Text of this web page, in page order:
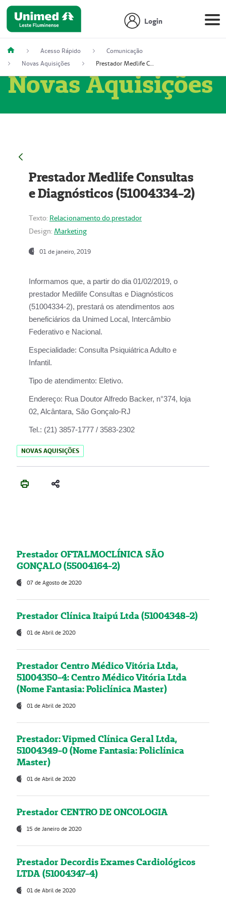
Login
Acesso Rápido
Comunicação
Novas Aquisições
Prestador Medlife Consultas e Diagnósticos (51004334-2)
Novas Aquisições
Prestador Medlife Consultas
e Diagnósticos (51004334-2)
Texto: Relacionamento do prestador
Design: Marketing
01 de janeiro, 2019
Informamos que, a partir do dia 01/02/2019, o
prestador Medilife Consultas e Diagnósticos
(51004334-2), prestará os atendimentos aos
beneficiários da Unimed Local, Intercâmbio
Federativo e Nacional.
Especialidade: Consulta Psiquiátrica Adulto e
Infantil.
Tipo de atendimento: Eletivo.
Endereço: Rua Doutor Alfredo Backer, n°374, loja
02, Alcântara, São Gonçalo-RJ
Tel.: (21) 3857-1777 / 3583-2302
NOVAS AQUISIÇÕES
Prestador OFTALMOCLÍNICA SÃO
GONÇALO (55004164-2)
07 de Agosto de 2020
Prestador Clínica Itaipú Ltda (51004348-2)
01 de Abril de 2020
Prestador Centro Médico Vitória Ltda,
51004350-4: Centro Médico Vitória Ltda
(Nome Fantasia: Policlínica Master)
01 de Abril de 2020
Prestador: Vipmed Clínica Geral Ltda,
51004349-0 (Nome Fantasia: Policlínica
Master)
01 de Abril de 2020
Prestador CENTRO DE ONCOLOGIA
15 de Janeiro de 2020
Prestador Decordis Exames Cardiológicos
LTDA (51004347-4)
01 de Abril de 2020